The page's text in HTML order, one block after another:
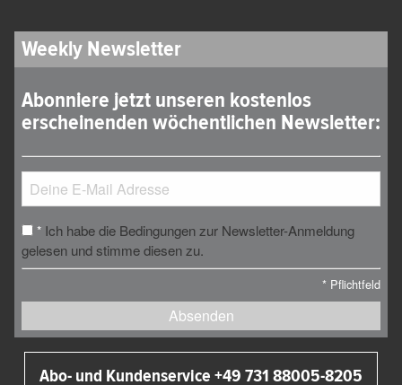
Weekly Newsletter
Abonniere jetzt unseren kostenlos
erscheinenden wöchentlichen Newsletter:
* Ich habe die Bedingungen zur Newsletter-Anmeldung
gelesen und stimme diesen zu.
* Pflichtfeld
Absenden
Abo- und Kundenservice +49 731 88005-8205